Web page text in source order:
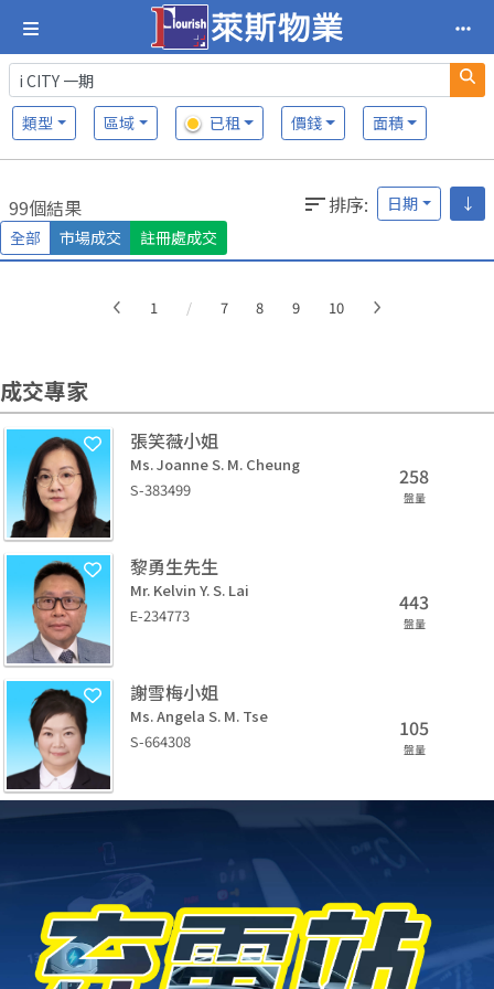
類型 區域 已租 價錢 面積
99個結果 排序: 日期
↓
全部
市場成交 註冊處成交
1 /More7 8 9 10
成交專家
張笑薇小姐
Ms. Joanne S. M. Cheung
S-383499
258
盤量
黎勇生先生
Mr. Kelvin Y. S. Lai
E-234773
443
盤量
謝雪梅小姐
Ms. Angela S. M. Tse
S-664308
105
盤量